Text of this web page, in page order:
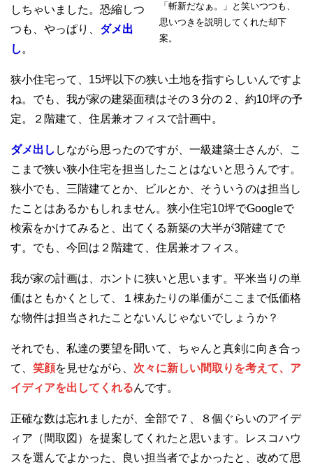
「斬新だなぁ。」と笑いつつも、
思いつきを説明してくれた却下
案。
しちゃいました。恐縮しつ
つも、やっぱり、 ダメ出
し 。
狭小住宅って、15坪以下の狭い土地を指すらしいんですよ
ね。でも、我が家の建築面積はその３分の２、約10坪の予
定。２階建て、住居兼オフィスで計画中。
ダメ出し しながら思ったのですが、一級建築士さんが、こ
こまで狭い狭小住宅を担当したことはないと思うんです。
狭小でも、三階建てとか、ビルとか、そういうのは担当し
たことはあるかもしれません。狭小住宅10坪でGoogleで
検索をかけてみると、出てくる新築の大半が3階建てで
す。でも、今回は２階建て、住居兼オフィス。
我が家の計画は、ホントに狭いと思います。平米当りの単
価はともかくとして、１棟あたりの単価がここまで低価格
な物件は担当されたことないんじゃないでしょうか？
それでも、私達の要望を聞いて、ちゃんと真剣に向き合っ
て、 笑顔を見せながら、 次々に新しい間取りを考えて、ア
イディアを出してくれるんです。
正確な数は忘れましたが、全部で７、８個ぐらいのアイデ
ィア（間取図）を提案してくれたと思います。レスコハウ
スを選んでよかった、良い担当者でよかったと、改めて思